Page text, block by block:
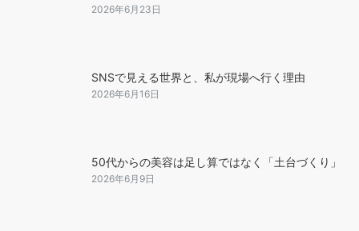
2026年6月23日
SNSで見える世界と、私が現場へ行く理由
2026年6月16日
50代からの美容は足し算ではなく「土台づくり」
2026年6月9日